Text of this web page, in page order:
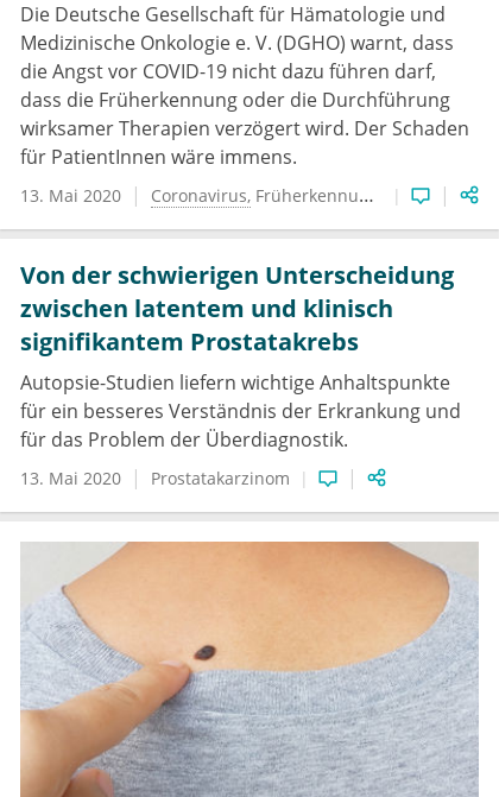
Die Deutsche Gesellschaft für Hämatologie und
Medizinische Onkologie e. V. (DGHO) warnt, dass
die Angst vor COVID-19 nicht dazu führen darf,
dass die Früherkennung oder die Durchführung
wirksamer Therapien verzögert wird. Der Schaden
für PatientInnen wäre immens.
13. Mai 2020 Coronavirus Früherkennung Onkologie
Von der schwierigen Unterscheidung
zwischen latentem und klinisch
signifikantem Prostatakrebs
Autopsie-Studien liefern wichtige Anhaltspunkte
für ein besseres Verständnis der Erkrankung und
für das Problem der Überdiagnostik.
13. Mai 2020 Prostatakarzinom